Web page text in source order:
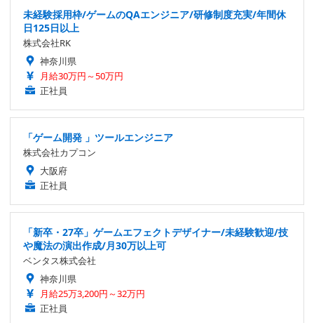
未経験採用枠/ゲームのQAエンジニア/研修制度充実/年間休
日125日以上
株式会社RK
神奈川県
月給30万円～50万円
正社員
「ゲーム開発 」ツールエンジニア
株式会社カプコン
大阪府
正社員
「新卒・27卒」ゲームエフェクトデザイナー/未経験歓迎/技
や魔法の演出作成/月30万以上可
ベンタス株式会社
神奈川県
月給25万3,200円～32万円
正社員